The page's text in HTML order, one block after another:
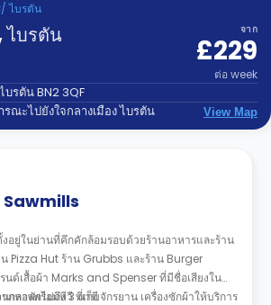
/ไบรตัน
ไบรตัน จาก
£229
ต่อ week
รตัน BN2 3QF
ณะไปยังใจกลางเมือง ไบรตัน
View Map
Sawmills
อยู่ในย่านที่คึกคักล้อมรอบด้วยร้านอาหารและร้าน
Pizza Hut ร้าน Grubbs และร้าน Burger
นด์เสื้อผ้า Marks and Spenser ที่มีชื่อเสียงใน
กหอพักไม่ถึง 3 นาที
ลางพร้อมทีวี ที่เก็บจักรยาน เครื่องซักผ้าให้บริการ